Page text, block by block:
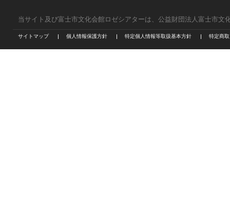
当サイト及び富士市文化会館ロゼシアターは、公益財団法人富士市文
サイトマップ 個人情報保護方針 特定個人情報等取扱基本方針 特定商